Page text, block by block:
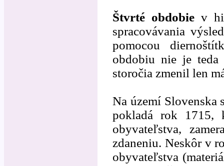
Štvrté obdobie v
spracovávania
pomocou
obdobiu nie je
storočia zmenil len
Na území Slovenska
pokladá rok 1715,
obyvateľstva,
zdaneniu. Neskôr v
obyvateľstva